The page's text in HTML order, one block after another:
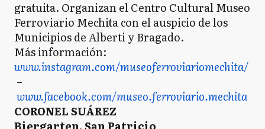
gratuita. Organizan el Centro Cultural Museo
Ferroviario Mechita con el auspicio de los
Municipios de Alberti y Bragado.
Más información:
www.instagram.com/museoferroviariomechita/
–
www.facebook.com/museo.ferroviario.mechita
CORONEL SUÁREZ
Biergarten, San Patricio